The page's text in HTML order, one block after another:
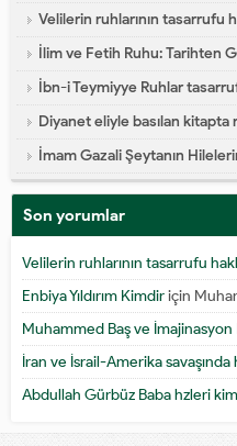
Velilerin ruhlarının tasarrufu
İlim ve Fetih Ruhu: Tarihten
İbn-i Teymiyye Ruhlar
Diyanet eliyle basılan
İmam Gazali Şeytanın
Son yorumlar
Velilerin ruhlarının tasarrufu
Enbiya Yıldırım Kimdiriçin
Muhammed Baş ve
İran ve İsrail-Amerika savaşında
Abdullah Gürbüz Baba hzleri